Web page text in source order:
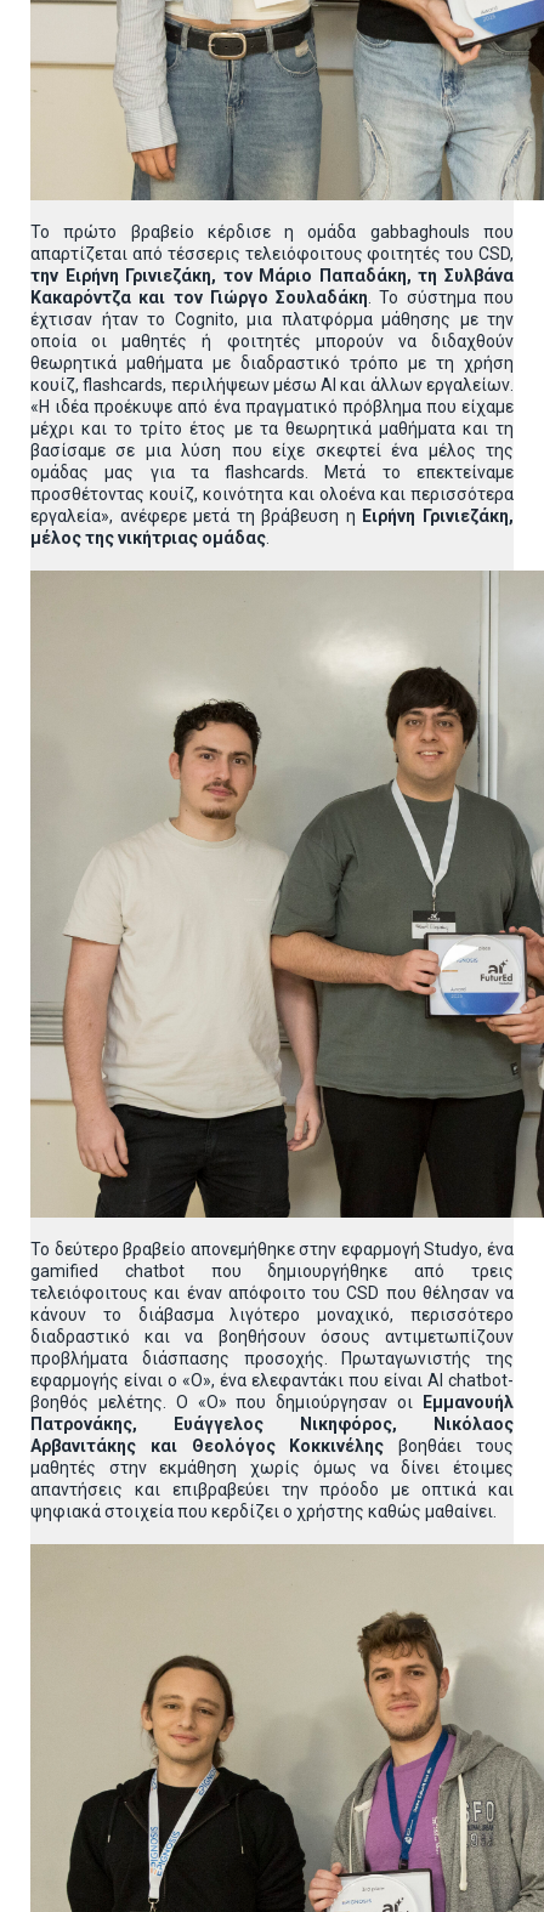
Το πρώτο βραβείο κέρδισε η ομάδα gabbaghouls που
απαρτίζεται από τέσσερις τελειόφοιτους φοιτητές του CSD,
την Ειρήνη Γρινιεζάκη, τον Μάριο Παπαδάκη, τη Συλβάνα
Κακαρόντζα και τον Γιώργο Σουλαδάκη . Το σύστημα που
έχτισαν ήταν το Cognito, μια πλατφόρμα μάθησης με την
οποία οι μαθητές ή φοιτητές μπορούν να διδαχθούν
θεωρητικά μαθήματα με διαδραστικό τρόπο με τη χρήση
κουίζ, flashcards, περιλήψεων μέσω AI και άλλων εργαλείων.
«Η ιδέα προέκυψε από ένα πραγματικό πρόβλημα που είχαμε
μέχρι και το τρίτο έτος με τα θεωρητικά μαθήματα και τη
βασίσαμε σε μια λύση που είχε σκεφτεί ένα μέλος της
ομάδας μας για τα flashcards. Μετά το επεκτείναμε
προσθέτοντας κουίζ, κοινότητα και ολοένα και περισσότερα
εργαλεία», ανέφερε μετά τη βράβευση η Ειρήνη Γρινιεζάκη,
μέλος της νικήτριας ομάδας
Το δεύτερο βραβείο απονεμήθηκε στην εφαρμογή Studyo, ένα
gamified chatbot που δημιουργήθηκε από τρεις
τελειόφοιτους και έναν απόφοιτο του CSD που θέλησαν να
κάνουν το διάβασμα λιγότερο μοναχικό, περισσότερο
διαδραστικό και να βοηθήσουν όσους αντιμετωπίζουν
προβλήματα διάσπασης προσοχής. Πρωταγωνιστής της
εφαρμογής είναι ο «Ο», ένα ελεφαντάκι που είναι AI chatbot-
βοηθός μελέτης. O «O» που δημιούργησαν οι
Εμμανουήλ
Πατρονάκης, Ευάγγελος Νικηφόρος, Νικόλαος
Αρβανιτάκης και Θεολόγος Κοκκινέλης βοηθάει τους
μαθητές στην εκμάθηση χωρίς όμως να δίνει έτοιμες
απαντήσεις και επιβραβεύει την πρόοδο με οπτικά και
ψηφιακά στοιχεία που κερδίζει ο χρήστης καθώς μαθαίνει.